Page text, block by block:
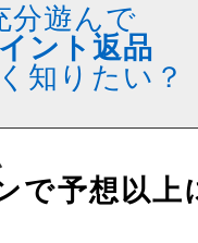
分遊んで
ント返品
知りたい？
で予想以上